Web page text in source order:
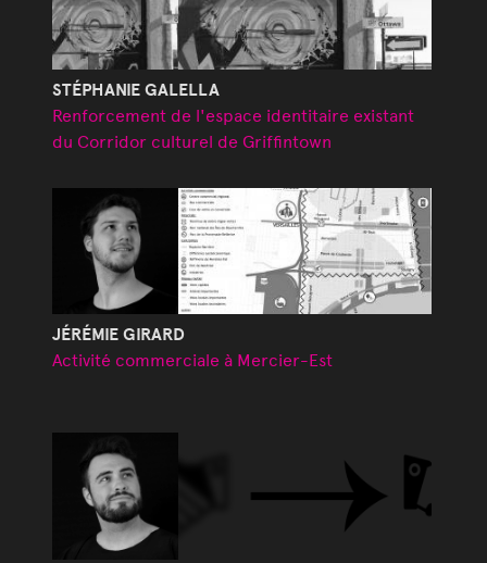
STÉPHANIE GALELLA
Renforcement de l'espace identitaire existant
du Corridor culturel de Griffintown
JÉRÉMIE GIRARD
Activité commerciale à Mercier-Est